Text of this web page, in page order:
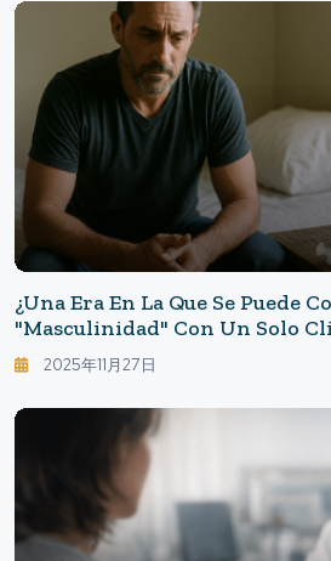
¿Una Era En La Que Se Puede
"masculinidad" Con Un Solo
Del Negocio Del
Por La Consulta Médica En Línea
2025年11月27日